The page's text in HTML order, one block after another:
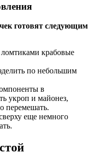
готовят следующим
крабовые
по небольшим
в
укроп и майонез,
перемешать.
еще немного